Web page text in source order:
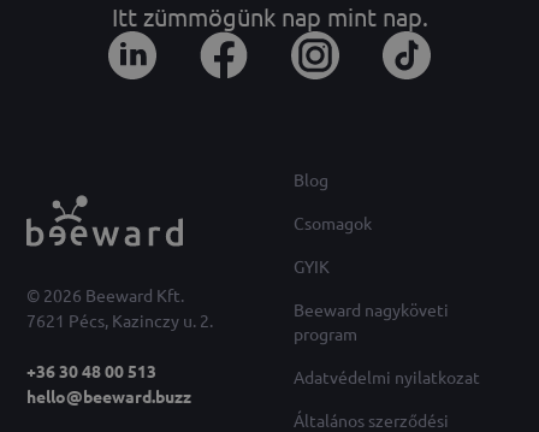
© 2026 Beeward Kft.
7621 Pécs, Kazinczy u. 2.
+36 30 48 00 513
hello@beeward.buzz
Itt zümmögünk nap mint nap.
Blog
Csomagok
GYIK
Beeward nagyköveti
program
Adatvédelmi nyilatkozat
Általános szerződési